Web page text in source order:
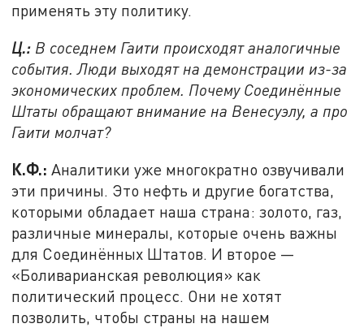
применять эту политику.
Ц.: В соседнем Гаити происходят аналогичные
события. Люди выходят на демонстрации из-за
экономических проблем. Почему Соединённые
Штаты обращают внимание на Венесуэлу, а про
Гаити молчат?
К.Ф.: Аналитики уже многократно озвучивали
эти причины. Это нефть и другие богатства,
которыми обладает наша страна: золото, газ,
различные минералы, которые очень важны
для Соединённых Штатов. И второе —
«Боливарианская революция» как
политический процесс. Они не хотят
позволить, чтобы страны на нашем